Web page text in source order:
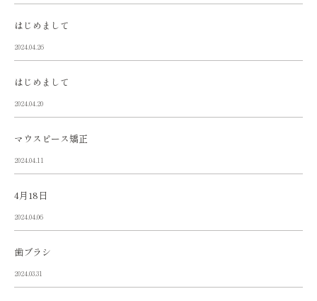
はじめまして
2024.04.26
はじめまして
2024.04.20
マウスピース矯正
2024.04.11
4月18日
2024.04.06
歯ブラシ
2024.03.31